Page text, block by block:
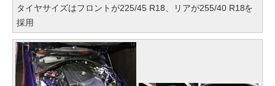
タイヤサイズはフロントが225/45 R18、リアが255/40 R18を
採用